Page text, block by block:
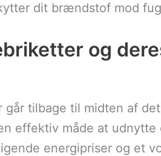
dit brændstof mod
og
tilbage til midten af
effektiv måde at
energipriser og et